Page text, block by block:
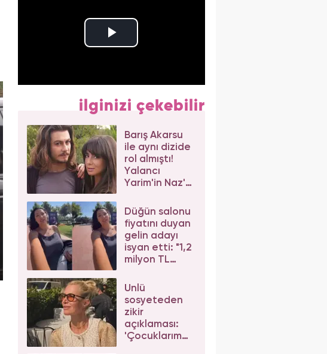
ilginizi çekebilir
Barış Akarsu
ile aynı dizide
rol almıştı!
Yalancı
Yarim'in Naz'ı
beğeni yağdı
Düğün salonu
fiyatını duyan
gelin adayı
isyan etti: "1,2
milyon TL
Ünlü
sosyeteden
zikir
açıklaması:
'Çocuklarım